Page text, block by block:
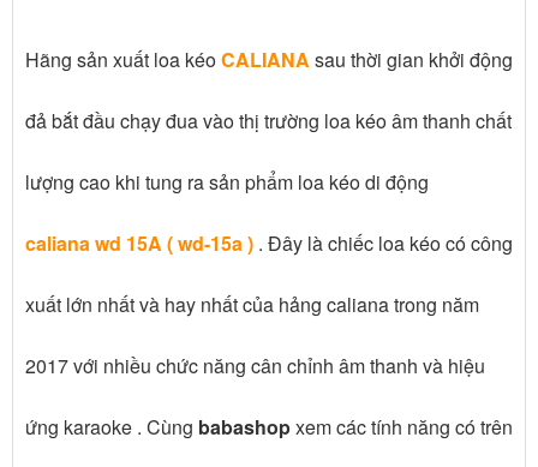
Hãng sản xuất loa kéoCALIANA sau thời gian khởi động
đả bắt đầu chạy đua vào thị trường loa kéo âm thanh chất
lượng cao khi tung ra sản phẩm loa kéo di động
caliana wd 15A ( wd-15a ) . Đây là chiếc loa kéo có công
xuất lớn nhất và hay nhất của hảng caliana trong năm
2017 với nhiều chức năng cân chỉnh âm thanh và hiệu
ứng karaoke . Cùng babashopxem các tính năng có trên